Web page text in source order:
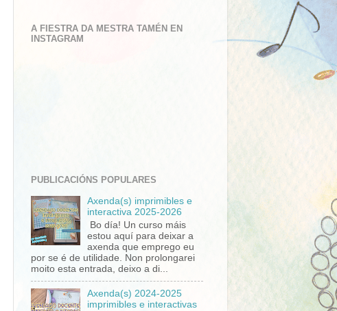
A FIESTRA DA MESTRA TAMÉN EN
INSTAGRAM
PUBLICACIÓNS POPULARES
Axenda(s) imprimibles e
interactiva 2025-2026
Bo día! Un curso máis
estou aquí para deixar a
axenda que emprego eu
por se é de utilidade. Non prolongarei
moito esta entrada, deixo a di...
Axenda(s) 2024-2025
imprimibles e interactivas